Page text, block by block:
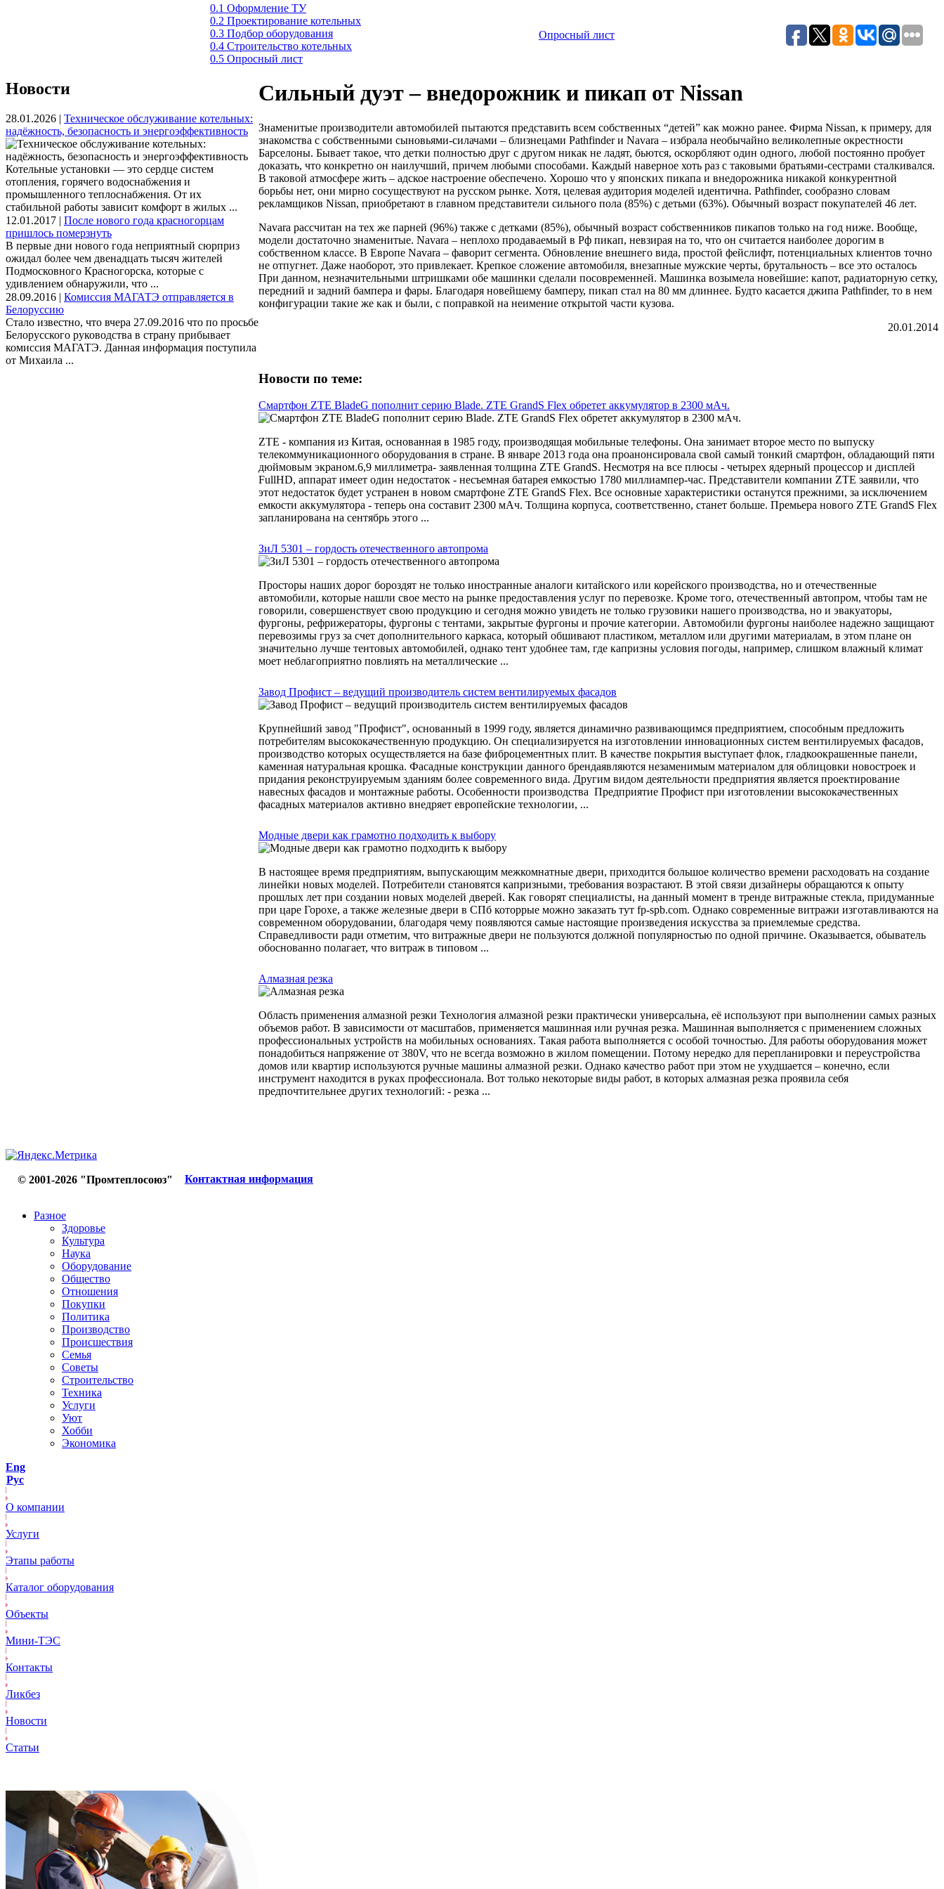
0.1 Оформление ТУ
0.2 Проектирование котельных
0.3 Подбор оборудования
0.4 Строительство котельных
0.5 Опросный лист
Опросный лист
Новости
28.01.2026 | Техническое обслуживание котельных:
надёжность, безопасность и энергоэффективность
Котельные установки — это сердце систем
отопления, горячего водоснабжения и
промышленного теплоснабжения. От их
стабильной работы зависит комфорт в жилых ...
12.01.2017 | После нового года красногорцам
пришлось померзнуть
В первые дни нового года неприятный сюрприз
ожидал более чем двенадцать тысяч жителей
Подмосковного Красногорска, которые с
удивлением обнаружили, что ...
28.09.2016 | Комиссия МАГАТЭ отправляется в
Белоруссию
Стало известно, что вчера 27.09.2016 что по просьбе
Белорусского руководства в страну прибывает
комиссия МАГАТЭ. Данная информация поступила
от Михаила ...
Сильный дуэт – внедорожник и пикап от Nissan
Знаменитые производители автомобилей пытаются представить всем собственных “детей” как можно ранее. Фирма Nissan, к примеру, для
знакомства с собственными сыновьями-силачами – близнецами Pathfinder и Navara – избрала необычайно великолепные окрестности
Барселоны. Бывает такое, что детки полностью друг с другом никак не ладят, бьются, оскорбляют один одного, любой постоянно пробует
доказать, что конкретно он наилучший, причем любыми способами. Каждый наверное хоть раз с таковыми братьями-сестрами сталкивался.
В таковой атмосфере жить – адское настроение обеспечено. Хорошо что у японских пикапа и внедорожника никакой конкурентной
борьбы нет, они мирно сосуществуют на русском рынке. Хотя, целевая аудитория моделей идентична. Pathfinder, сообразно словам
рекламщиков Nissan, приобретают в главном представители сильного пола (85%) с детьми (63%). Обычный возраст покупателей 46 лет.
Navara рассчитан на тех же парней (96%) также с детками (85%), обычный возраст собственников пикапов только на год ниже. Вообще,
модели достаточно знаменитые. Navara – неплохо продаваемый в Рф пикап, невзирая на то, что он считается наиболее дорогим в
собственном классе. В Европе Navara – фаворит сегмента. Обновление внешнего вида, простой фейслифт, потенциальных клиентов точно
не отпугнет. Даже наоборот, это привлекает. Крепкое сложение автомобиля, внезапные мужские черты, брутальность – все это осталось
При данном, незначительными штришками обе машинки сделали посовременней. Машинка возымела новейшие: капот, радиаторную сетку,
передний и задний бампера и фары. Благодаря новейшему бамперу, пикап стал на 80 мм длиннее. Будто касается джипа Pathfinder, то в нем
конфигурации такие же как и были, с поправкой на неимение открытой части кузова.
20.01.2014
Новости по теме:
Смартфон ZTE BladeG пополнит серию Blade. ZTE GrandS Flex обретет аккумулятор в 2300 мАч.
ZTE - компания из Китая, основанная в 1985 году, производящая мобильные телефоны. Она занимает второе место по выпуску
телекоммуникационного оборудования в стране. В январе 2013 года она проанонсировала свой самый тонкий смартфон, обладающий пяти
дюймовым экраном.6,9 миллиметра- заявленная толщина ZTE GrandS. Несмотря на все плюсы - четырех ядерный процессор и дисплей
FullHD, аппарат имеет один недостаток - несъемная батарея емкостью 1780 миллиампер-час. Представители компании ZTE заявили, что
этот недостаток будет устранен в новом смартфоне ZTE GrandS Flex. Все основные характеристики останутся прежними, за исключением
емкости аккумулятора - теперь она составит 2300 мАч. Толщина корпуса, соответственно, станет больше. Премьера нового ZTE GrandS Flex
запланирована на сентябрь этого ...
ЗиЛ 5301 – гордость отечественного автопрома
Просторы наших дорог бороздят не только иностранные аналоги китайского или корейского производства, но и отечественные
автомобили, которые нашли свое место на рынке предоставления услуг по перевозке. Кроме того, отечественный автопром, чтобы там не
говорили, совершенствует свою продукцию и сегодня можно увидеть не только грузовики нашего производства, но и эвакуаторы,
фургоны, рефрижераторы, фургоны с тентами, закрытые фургоны и прочие категории. Автомобили фургоны наиболее надежно защищают
перевозимы груз за счет дополнительного каркаса, который обшивают пластиком, металлом или другими материалам, в этом плане он
значительно лучше тентовых автомобилей, однако тент удобнее там, где капризны условия погоды, например, слишком влажный климат
моет неблагоприятно повлиять на металлические ...
Завод Профист – ведущий производитель систем вентилируемых фасадов
Крупнейший завод "Профист", основанный в 1999 году, является динамично развивающимся предприятием, способным предложить
потребителям высококачественную продукцию. Он специализируется на изготовлении инновационных систем вентилируемых фасадов,
производство которых осуществляется на базе фиброцементных плит. В качестве покрытия выступает флок, гладкоокрашенные панели,
каменная натуральная крошка. Фасадные конструкции данного брендаявляются незаменимым материалом для облицовки новостроек и
придания реконструируемым зданиям более современного вида. Другим видом деятельности предприятия является проектирование
навесных фасадов и монтажные работы. Особенности производства Предприятие Профист при изготовлении высококачественных
фасадных материалов активно внедряет европейские технологии, ...
Модные двери как грамотно подходить к выбору
В настоящее время предприятиям, выпускающим межкомнатные двери, приходится большое количество времени расходовать на создание
линейки новых моделей. Потребители становятся капризными, требования возрастают. В этой связи дизайнеры обращаются к опыту
прошлых лет при создании новых моделей дверей. Как говорят специалисты, на данный момент в тренде витражные стекла, придуманные
при царе Горохе, а также железные двери в СПб которрые можно заказать тут fp-spb.com. Однако современные витражи изготавливаются на
современном оборудовании, благодаря чему появляются самые настоящие произведения искусства за приемлемые средства.
Справедливости ради отметим, что витражные двери не пользуются должной популярностью по одной причине. Оказывается, обыватель
обоснованно полагает, что витраж в типовом ...
Алмазная резка
Область применения алмазной резки Технология алмазной резки практически универсальна, её используют при выполнении самых разных
объемов работ. В зависимости от масштабов, применяется машинная или ручная резка. Машинная выполняется с применением сложных
профессиональных устройств на мобильных основаниях. Такая работа выполняется с особой точностью. Для работы оборудования может
понадобиться напряжение от 380V, что не всегда возможно в жилом помещении. Потому нередко для перепланировки и переустройства
домов или квартир используются ручные машины алмазной резки. Однако качество работ при этом не ухудшается – конечно, если
инструмент находится в руках профессионала. Вот только некоторые виды работ, в которых алмазная резка проявила себя
предпочтительнее других технологий: - резка ...
© 2001-2026 "Промтеплосоюз" Контактная информация
Разное
Здоровье
Культура
Наука
Оборудование
Общество
Отношения
Покупки
Политика
Производство
Происшествия
Семья
Советы
Строительство
Техника
Услуги
Уют
Хобби
Экономика
Eng
Рус
О компании
Услуги
Этапы работы
Каталог оборудования
Объекты
Mини-ТЭС
Контакты
Ликбез
Новости
Статьи